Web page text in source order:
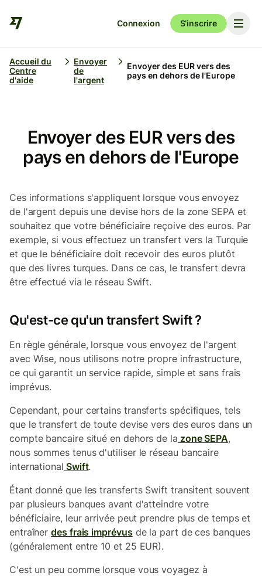
Connexion S’inscrire
Accueil du
Centre
d'aide
Envoyer
de
l'argent
Envoyer des EUR vers des
pays en dehors de l'Europe
Envoyer des EUR vers des
pays en dehors de l'Europe
Ces informations s'appliquent lorsque vous envoyez
de l'argent depuis une devise hors de la zone SEPA et
souhaitez que votre bénéficiaire reçoive des euros. Par
exemple, si vous effectuez un transfert vers la Turquie
et que le bénéficiaire doit recevoir des euros plutôt
que des livres turques. Dans ce cas, le transfert devra
être effectué via le réseau Swift.
Qu'est-ce qu'un transfert Swift ?
En règle générale, lorsque vous envoyez de l'argent
avec Wise, nous utilisons notre propre infrastructure,
ce qui garantit un service rapide, simple et sans frais
imprévus.
Cependant, pour certains transferts spécifiques, tels
que le transfert de toute devise vers des euros dans un
compte bancaire situé en dehors de la zone SEPA,
nous sommes tenus d'utiliser le réseau bancaire
international Swift.
Étant donné que les transferts Swift transitent souvent
par plusieurs banques avant d'atteindre votre
bénéficiaire, leur arrivée peut prendre plus de temps et
entraînerdes frais imprévusde la part de ces banques
(généralement entre 10 et 25 EUR).
C'est un peu comme lorsque vous voyagez à